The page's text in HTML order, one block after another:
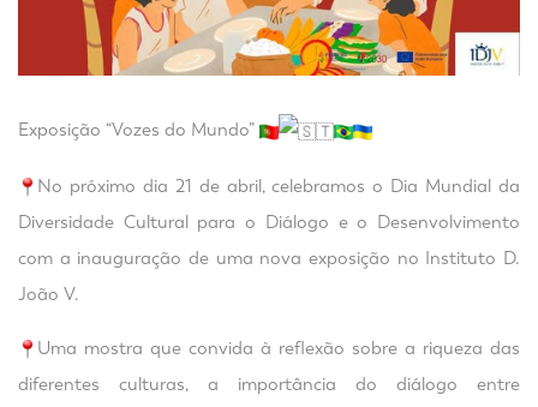
Exposição “Vozes do Mundo”
No próximo dia 21 de abril, celebramos o Dia Mundial da
Diversidade Cultural para o Diálogo e o Desenvolvimento
com a inauguração de uma nova exposição no Instituto D.
João V.
Uma mostra que convida à reflexão sobre a riqueza das
diferentes culturas, a importância do diálogo entre